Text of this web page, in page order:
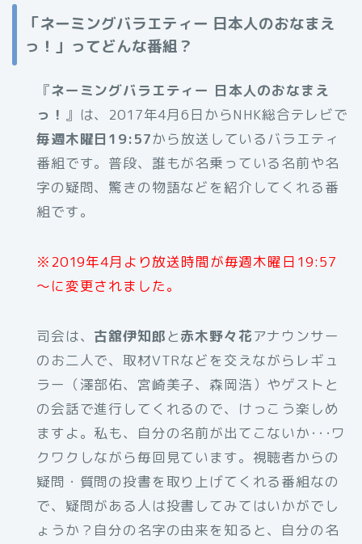
「ネーミングバラエティー 日本人のおなまえ
っ！」ってどんな番組？
『ネーミングバラエティー 日本人のおなまえ
っ！ 』は、2017年4月6日からNHK総合テレビで
毎週木曜日19:57から放送しているバラエティ
番組です。普段、誰もが名乗っている名前や名
字の疑問、驚きの物語などを紹介してくれる番
組です。
※2019年4月より放送時間が毎週木曜日19:57
～に変更されました。
司会は、 古舘伊知郎と赤木野々花アナウンサー
のお二人で、取材VTRなどを交えながらレギュ
ラー（澤部佑、宮崎美子、森岡浩）やゲストと
の会話で進行してくれるので、けっこう楽しめ
ますよ。私も、自分の名前が出てこないか･･･ワ
クワクしながら毎回見ています。視聴者からの
疑問・質問の投書を取り上げてくれる番組なの
で、疑問がある人は投書してみてはいかがでし
ょうか？自分の名字の由来を知ると、自分の名